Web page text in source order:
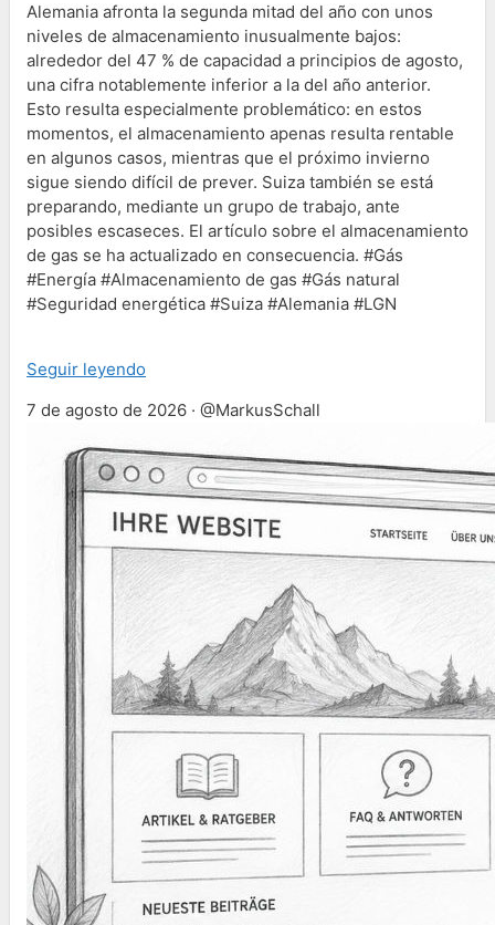
Alemania afronta la segunda mitad del año con unos
niveles de almacenamiento inusualmente bajos:
alrededor del 47 % de capacidad a principios de agosto,
una cifra notablemente inferior a la del año anterior.
Esto resulta especialmente problemático: en estos
momentos, el almacenamiento apenas resulta rentable
en algunos casos, mientras que el próximo invierno
sigue siendo difícil de prever. Suiza también se está
preparando, mediante un grupo de trabajo, ante
posibles escaseces. El artículo sobre el almacenamiento
de gas se ha actualizado en consecuencia. #Gás
#Energía #Almacenamiento de gas #Gás natural
#Seguridad energética #Suiza #Alemania #LGN
Seguir leyendo
7 de agosto de 2026 · @MarkusSchall